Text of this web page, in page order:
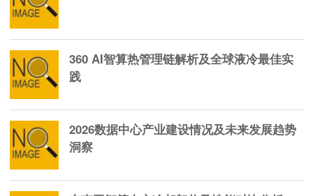
360 AI智算热管理链解析及全球液冷最佳实
践
2026数据中心产业建设情况及未来发展趋势
洞察